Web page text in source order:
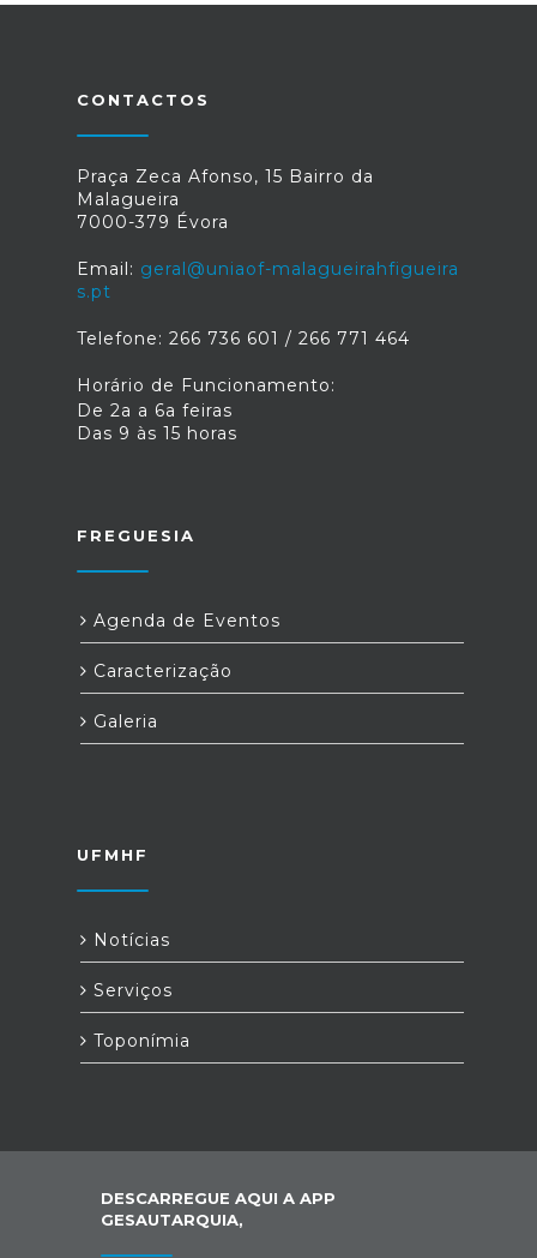
CONTACTOS
Praça Zeca Afonso, 15 Bairro da
Malagueira
7000-379 Évora
Email: geral@uniaof-malagueirahfigueira
s.pt
Telefone: 266 736 601 / 266 771 464
Horário de Funcionamento:
De 2a a 6a feiras
Das 9 às 15 horas
FREGUESIA
Agenda de Eventos
Caracterização
Galeria
UFMHF
Notícias
Serviços
Toponímia
DESCARREGUE AQUI A APP
GESAUTARQUIA,